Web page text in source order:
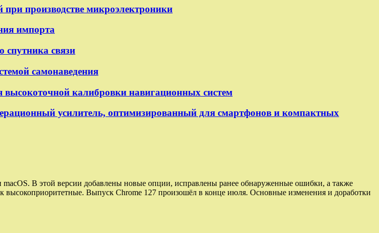
производстве микроэлектроники
импорта
связи
самонаведения
калибровки навигационных систем
усилитель, оптимизированный для смартфонов и компактных
macOS. В этой версии добавлены новые опции, исправлены ранее обнаруженные ошибки, а также
высокоприоритетные. Выпуск Chrome 127 произошёл в конце июля. Основные изменения и доработки